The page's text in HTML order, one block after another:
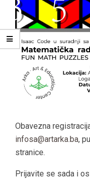
Obavezna
infosa@artarka.ba,
stranice.
Prijavite se sada i